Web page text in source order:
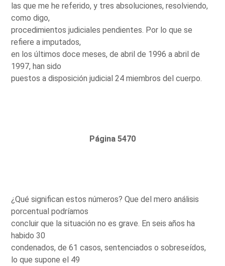
las que me he referido, y tres absoluciones, resolviendo,
como digo,
procedimientos judiciales pendientes. Por lo que se
refiere a imputados,
en los últimos doce meses, de abril de 1996 a abril de
1997, han sido
puestos a disposición judicial 24 miembros del cuerpo.
Página 5470
¿Qué significan estos números? Que del mero análisis
porcentual podríamos
concluir que la situación no es grave. En seis años ha
habido 30
condenados, de 61 casos, sentenciados o sobreseídos,
lo que supone el 49